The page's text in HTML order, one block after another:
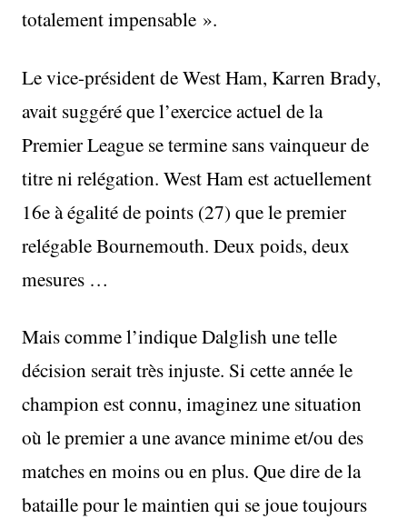
totalement impensable ».
Le vice-président de West Ham, Karren Brady,
avait suggéré que l’exercice actuel de la
Premier League se termine sans vainqueur de
titre ni relégation. West Ham est actuellement
16e à égalité de points (27) que le premier
relégable Bournemouth. Deux poids, deux
mesures …
Mais comme l’indique Dalglish une telle
décision serait très injuste. Si cette année le
champion est connu, imaginez une situation
où le premier a une avance minime et/ou des
matches en moins ou en plus. Que dire de la
bataille pour le maintien qui se joue toujours